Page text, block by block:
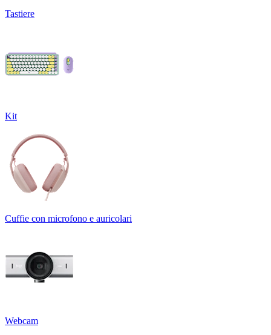
Tastiere
Kit
Cuffie con microfono e auricolari
Webcam